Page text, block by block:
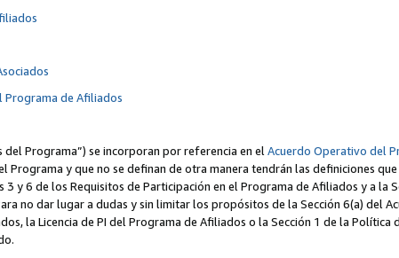
Programa de Afiliados
Programa”) se incorporan por referencia en elAcuerdo Operativo del
Programa y que no se definan de otra manera tendrán las definiciones
y 6 de los Requisitos de Participación en el Programa de Afiliados y a la
no dar lugar a dudas y sin limitar los propósitos de la Sección 6(a) del
la Licencia de PI del Programa de Afiliados o la Sección 1 de la Política